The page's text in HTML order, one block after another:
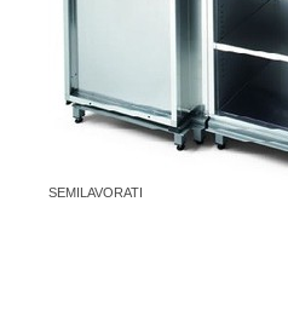
SEMILAVORATI